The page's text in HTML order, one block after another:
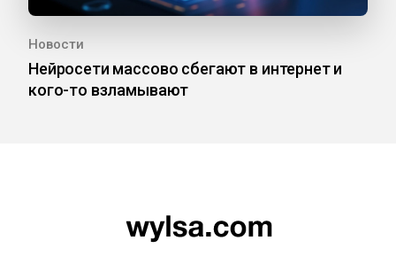
Новости
Нейросети массово сбегают в интернет и
кого-то взламывают